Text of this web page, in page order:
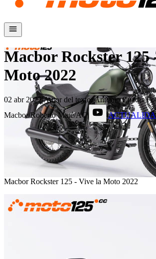
Macbor Rockster 125
Moto 2022
02 abr 2022|Autor del texto:Antonio Cuadra|
Macbor/Roberto Maté/AC| |
Macbor Rockster 125 - Vive la Moto 2022